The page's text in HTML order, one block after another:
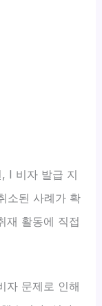
I 비자 발급 지
소된 사례가 확
재 활동에 직접
자 문제로 인해